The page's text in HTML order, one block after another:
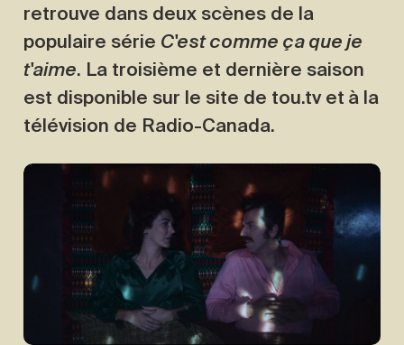
retrouve dans deux scènes de la
populaire série C'est comme ça que je
t'aime. La troisième et dernière saison
est disponible sur le site de tou.tv et à la
télévision de Radio-Canada.